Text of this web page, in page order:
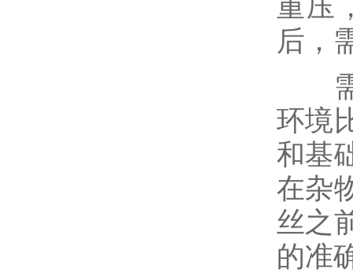
重压
后，
需
环境
和基
在杂
丝之
的准